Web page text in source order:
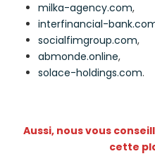
milka-agency.com,
interfinancial-
socialfimgroup.com,
abmonde.online,
solace-holdings.com.
Aussi, nous vous
cette